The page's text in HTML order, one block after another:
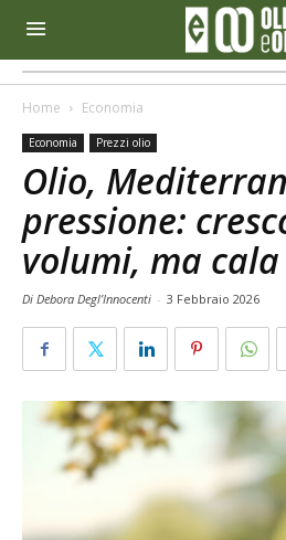
Home Economia
Economia Prezzi olio
Olio,
pressione:
volumi, ma
Di Debora Degl’Innocenti - 3 Febbraio 2026